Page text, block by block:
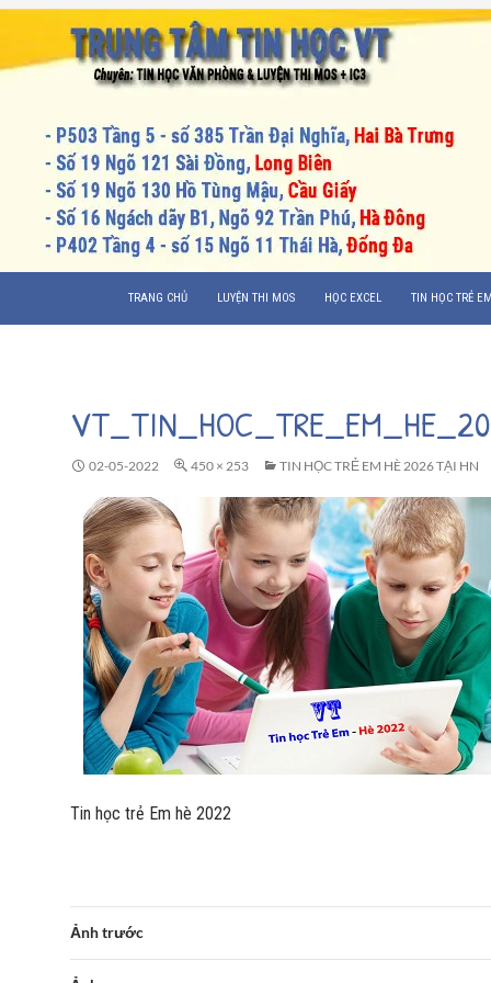
TRANG CHỦ
LUYỆN THI MOS HỌC EXCEL TIN HỌC TRẺ EM
02-05-2022 450 × 253 TIN HỌC TRẺ EM HÈ 2026 TẠI HN
Tin học trẻ Em hè 2022
Ảnh trước